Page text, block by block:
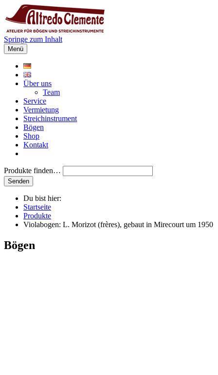
Springe zum Inhalt
Menü
Über uns
Team
Service
Vermietung
Streichinstrument
Bögen
Shop
Kontakt
Produkte finden…
Du bist hier:
Startseite
Produkte
Violabogen: L. Morizot (frères), gebaut in Mirecourt um 1950
Bögen